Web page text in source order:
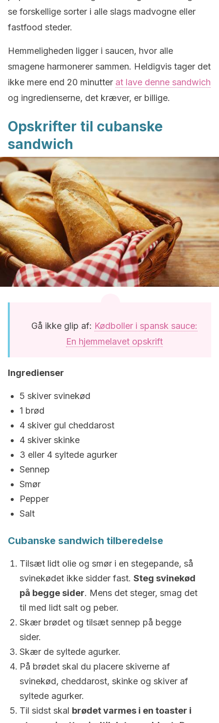
se forskellige sorter i alle slags madvogne eller
fastfood steder.
Hemmeligheden ligger i saucen, hvor alle
smagene harmonerer sammen. Heldigvis tager det
ikke mere end 20 minutter at lave denne sandwich
og ingredienserne, det kræver, er billige.
Opskrifter til cubanske
sandwich
Gå ikke glip af: Kødboller i spansk sauce:
En hjemmelavet opskrift
Ingredienser
5 skiver svinekød
1 brød
4 skiver gul cheddarost
4 skiver skinke
3 eller 4 syltede agurker
Sennep
Smør
Pepper
Salt
Cubanske sandwich tilberedelse
Tilsæt lidt olie og smør i en stegepande, så
svinekødet ikke sidder fast. Steg svinekød
på begge sider. Mens det steger, smag det
til med lidt salt og peber.
Skær brødet og tilsæt sennep på begge
sider.
Skær de syltede agurker.
På brødet skal du placere skiverne af
svinekød, cheddarost, skinke og skiver af
syltede agurker.
Til sidst skal brødet varmes i en toaster i